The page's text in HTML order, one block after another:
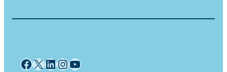
Facebook X LinkedIn InstagramYouTube